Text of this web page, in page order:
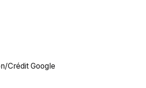
Crédit Google